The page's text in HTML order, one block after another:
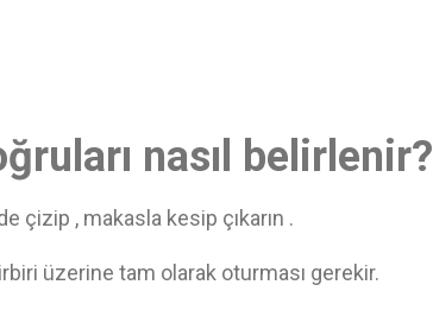
nasıl belirlenir?
çizip , makasla kesip çıkarın .
üzerine tam olarak oturması gerekir.